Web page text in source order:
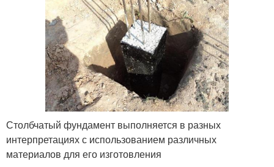
Столбчатый фундамент выполняется в разных
интерпретациях с использованием различных
материалов для его изготовления